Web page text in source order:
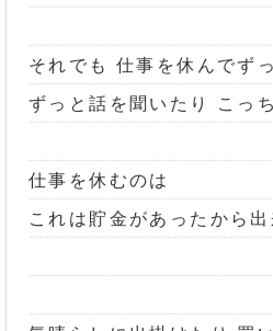
それでも 仕事を休んでず
ずっと話を聞いたり こっ
仕事を休むのは
これは貯金があったから